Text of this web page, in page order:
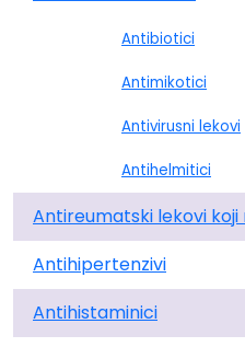
Antibiotici
Antimikotici
Antivirusni lekovi
Antihelmitici
Antireumatski lekovi
Antihipertenzivi
Antihistaminici